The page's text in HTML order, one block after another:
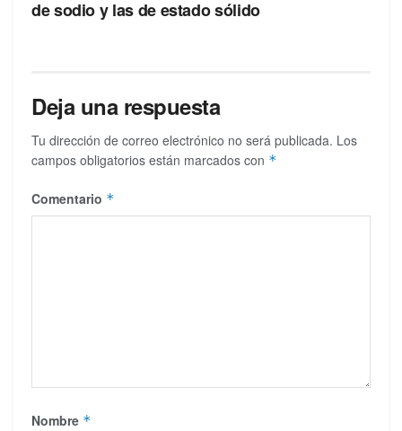
de sodio y las de estado sólido
Deja una respuesta
Tu dirección de correo electrónico no será publicada. Los
campos obligatorios están marcados con *
Comentario *
Nombre *